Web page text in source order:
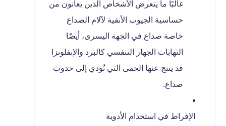
غالبًا ما يتعرض الأشخاص الذين يعانون من
حساسية الجيوب الأنفية لآلام الصداع
خاصة صداع في الجهة اليسرى، أيضًا
التهابات الجهاز التنفسي كالبرد والإنفلونزا
قد ينتج عنها الحمى التي تُودي إلى حدوث
صداع.
الإفراط في استخدام الأدوية